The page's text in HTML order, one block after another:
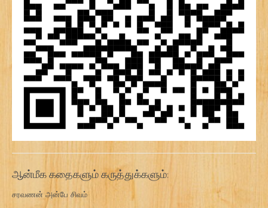
ஆன்மீக கதைகளும் கருத்துக்களும்:
சரவணன் அன்பே சிவம்